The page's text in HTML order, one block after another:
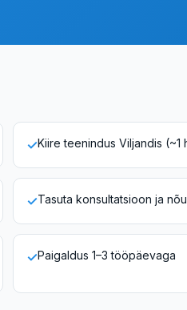
✓Kiire teenindus Viljandis (~1
✓Tasuta konsultatsioon ja
✓Paigaldus 1–3 tööpäevaga